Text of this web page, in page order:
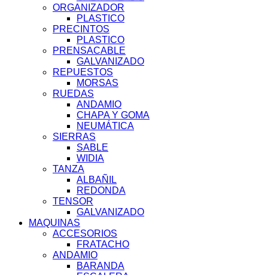
ORGANIZADOR
PLASTICO
PRECINTOS
PLASTICO
PRENSACABLE
GALVANIZADO
REPUESTOS
MORSAS
RUEDAS
ANDAMIO
CHAPA Y GOMA
NEUMÁTICA
SIERRAS
SABLE
WIDIA
TANZA
ALBAÑIL
REDONDA
TENSOR
GALVANIZADO
MAQUINAS
ACCESORIOS
FRATACHO
ANDAMIO
BARANDA